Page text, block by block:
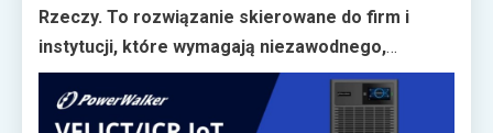
Rzeczy. To rozwiązanie skierowane do firm i
instytucji, które wymagają niezawodnego,
skalowalnego i zdalnie zarządzanego zasilania
dla urządzeń o znaczeniu krytycznym.